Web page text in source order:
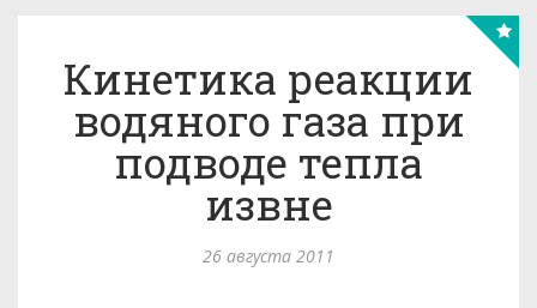
Кинетика реакции
водяного газа при
подводе тепла
извне
26 августа 2011